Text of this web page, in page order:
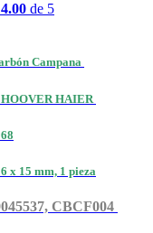
4.00 de 5
Campana
HAIER
x 15 mm, 1 pieza
CBCF004